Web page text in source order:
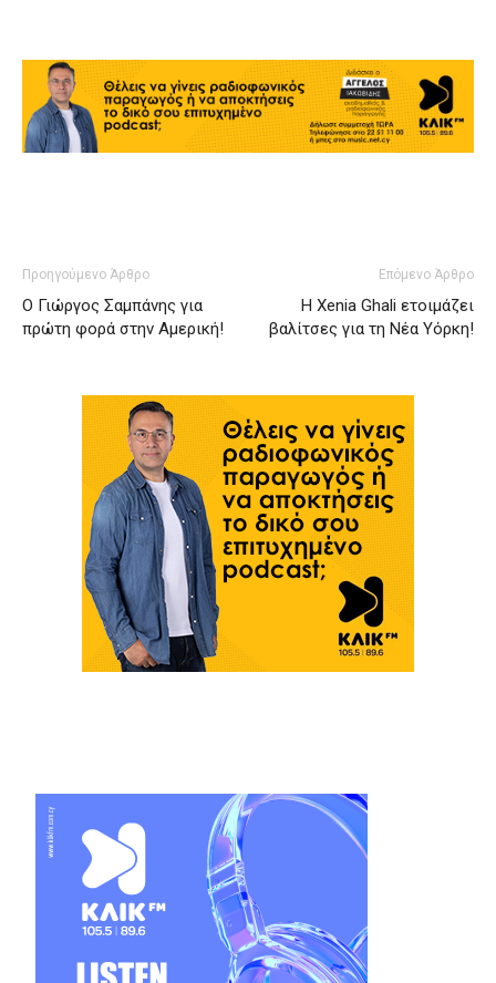
Προηγούμενο Άρθρο
Ο Γιώργος Σαμπάνης για
πρώτη φορά στην Αμερική!
Επόμενο Άρθρο
Η Xenia Ghali ετοιμάζει
βαλίτσες για τη Νέα Υόρκη!